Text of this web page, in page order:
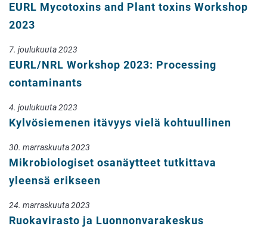
EURL Mycotoxins and Plant toxins Workshop
2023
7. joulukuuta 2023
EURL/NRL Workshop 2023: Processing
contaminants
4. joulukuuta 2023
Kylvösiemenen itävyys vielä kohtuullinen
30. marraskuuta 2023
Mikrobiologiset osanäytteet tutkittava
yleensä erikseen
24. marraskuuta 2023
Ruokavirasto ja Luonnonvarakeskus